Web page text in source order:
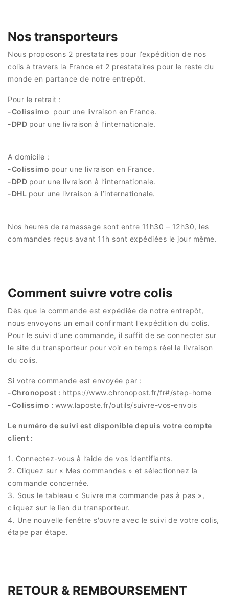
Nos transporteurs
Nous proposons 2 prestataires pour l’expédition de nos
colis à travers la France et 2 prestataires pour le reste du
monde en partance de notre entrepôt.
Pour le retrait :
-Colissimo pour une livraison en France.
-DPD pour une livraison à l’internationale.
A domicile :
-Colissimo pour une livraison en France.
-DPD pour une livraison à l’internationale.
-DHL pour une livraison à l’internationale.
Nos heures de ramassage sont entre 11h30 – 12h30, les
commandes reçus avant 11h sont expédiées le jour même.
Comment suivre votre colis
Dès que la commande est expédiée de notre entrepôt,
nous envoyons un email confirmant l'expédition du colis.
Pour le suivi d’une commande, il suffit de se connecter sur
le site du transporteur pour voir en temps réel la livraison
du colis.
Si votre commande est envoyée par :
-Chronopost : https://www.chronopost.fr/fr#/step-home
-Colissimo : www.laposte.fr/outils/suivre-vos-envois
Le numéro de suivi est disponible depuis votre compte
client :
1. Connectez-vous à l’aide de vos identifiants.
2. Cliquez sur « Mes commandes » et sélectionnez la
commande concernée.
3. Sous le tableau « Suivre ma commande pas à pas »,
cliquez sur le lien du transporteur.
4. Une nouvelle fenêtre s'ouvre avec le suivi de votre colis,
étape par étape.
RETOUR & REMBOURSEMENT